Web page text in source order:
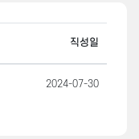
직성일
2024-07-30